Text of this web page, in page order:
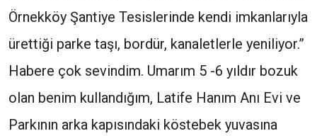
Örnekköy Şantiye Tesislerinde kendi imkanlarıyla
ürettiği parke taşı, bordür, kanaletlerle yeniliyor.”
Habere çok sevindim. Umarım 5 -6 yıldır bozuk
olan benim kullandığım, Latife Hanım Anı Evi ve
Parkının arka kapısındaki köstebek yuvasına